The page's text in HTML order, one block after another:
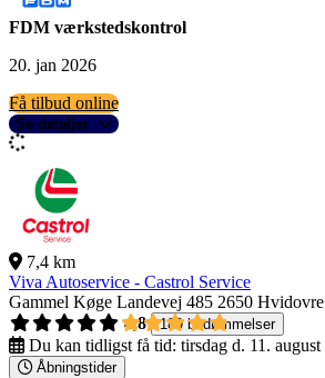
FDM værkstedskontrol
20. jan 2026
Få tilbud online
Se detaljer
7,4 km
Viva Autoservice - Castrol Service
Gammel Køge Landevej 485 2650 Hvidovre
4,8
189 bedømmelser
Du kan tidligst få tid: tirsdag d. 11. august
Åbningstider